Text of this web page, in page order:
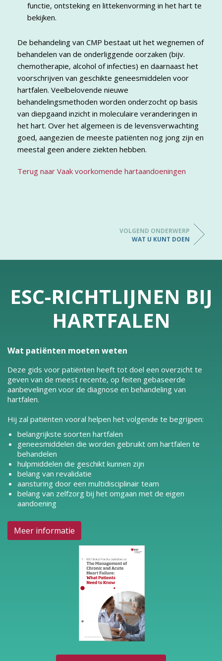
functie, ontsteking en littekenvorming in het hart te
bekijken.
De behandeling van CMP bestaat uit het wegnemen of
behandelen van de onderliggende oorzaken (bijv.
chemotherapie, alcohol of infecties) en daarnaast het
voorschrijven van geschikte geneesmiddelen voor
hartfalen. Veelbelovende nieuwe
behandelingsmethoden worden onderzocht op basis
van diepgaand inzicht in moleculaire veranderingen in
het hart. Over het algemeen is de levensverwachting
goed, aangezien de meeste patiënten nog jong zijn en
meestal geen andere ziekten hebben.
Terug naar Vaak voorkomende hartaandoeningen
VOLGEND ONDERWERP
WAT U KUNT DOEN
ESC-RICHTLIJNEN BIJ
HARTFALEN
Wat patiënten moeten weten
Deze gids voor patiënten heeft tot doel een overzicht te
geven van de meest recente, op feiten gebaseerde
aanbevelingen voor de diagnose en behandeling van
hartfalen.
Hij zal patiënten vooral helpen het volgende te begrijpen:
belangrijkste soorten hartfalen
geneesmiddelen die worden gebruikt om hartfalen te
behandelen
hulpmiddelen die geschikt kunnen zijn
belang van revalidatie
aansturing door een multidisciplinair team
belang van zelfzorg bij het omgaan met de eigen
aandoening
Meer informatie